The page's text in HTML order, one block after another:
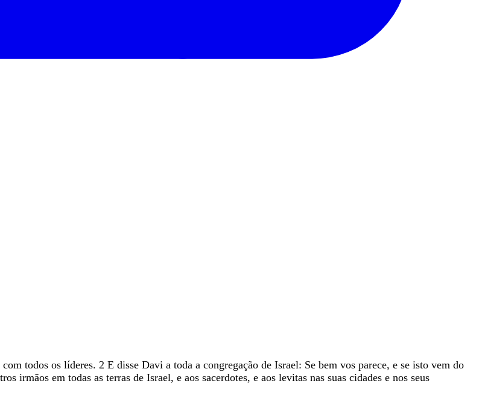
com todos os líderes. 2 E disse Davi a toda a congregação de Israel: Se bem vos parece, e se isto vem do
irmãos em todas as terras de Israel, e aos sacerdotes, e aos levitas nas suas cidades e nos seus